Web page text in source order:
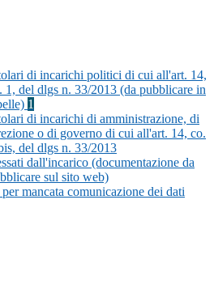
di incarichi politici di cui all'art. 14,
1, del dlgs n. 33/2013 (da pubblicare in
1
di incarichi di amministrazione, di
o di governo di cui all'art. 14, co.
del dlgs n. 33/2013
dall'incarico (documentazione da
sul sito web)
mancata comunicazione dei dati